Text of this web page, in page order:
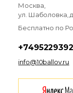
Москва,
ул. Шаболовка,
Бесплатно по
info@10ballov.ru